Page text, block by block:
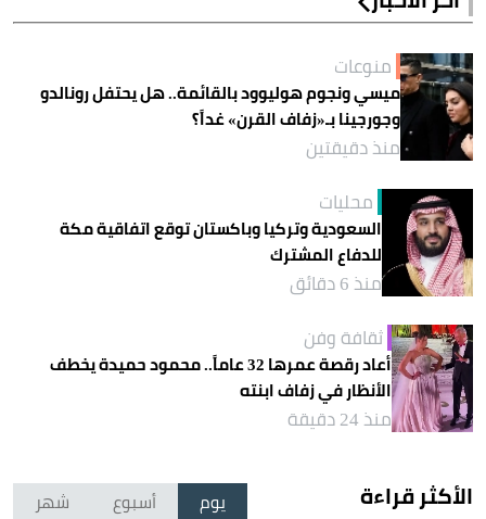
منوعات
ميسي ونجوم هوليوود بالقائمة.. هل يحتفل رونالدو
وجورجينا بـ«زفاف القرن» غداً؟
منذ دقيقتين
محليات
السعودية وتركيا وباكستان توقع اتفاقية مكة
للدفاع المشترك
منذ 6 دقائق
ثقافة وفن
أعاد رقصة عمرها 32 عاماً.. محمود حميدة يخطف
الأنظار في زفاف ابنته
منذ 24 دقيقة
الأكثر قراءة يوم أسبوع شهر